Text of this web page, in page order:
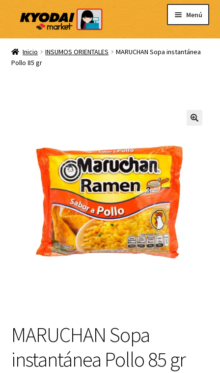
navegación
Menú
Inicio
Carrito
Inicio INSUMOS ORIENTALES
MARUCHAN Sopa instantánea
Pollo 85 gr
MARUCHAN Sopa
instantánea Pollo 85 gr